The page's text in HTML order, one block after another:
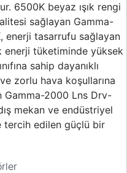
6500K beyaz ışık rengi
sağlayan Gamma-
enerji tasarrufu sağlayan
enerji tüketiminde yüksek
sahip dayanıklı
zorlu hava koşullarına
Gamma-2000 Lns Drv-
mekan ve endüstriyel
tercih edilen güçlü bir